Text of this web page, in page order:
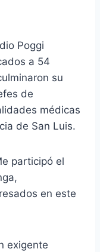
Poggi
a 54
su
de
médicas
de San Luis.
participó el
en este
exigente